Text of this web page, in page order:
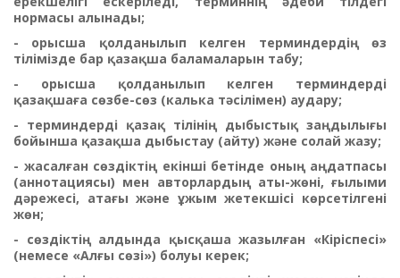
нормасы алынады;
- орысша қолданылып келген терминдердің өз
тілімізде бар қазақша баламаларын табу;
- орысша қолданылып келген терминдерді
қазақшаға сөзбе-сөз (калька тәсілімен) аудару;
- терминдерді қазақ тілінің дыбыстық заңдылығы
бойынша қазақша дыбыстау (айту) және солай жазу;
- жасалған сөздіктің екінші бетінде оның аңдатпасы
(аннотациясы) мен авторлардың аты-жөні, ғылыми
дәрежесі, атағы және ұжым жетекшісі көрсетілгені
жөн;
- сөздіктің алдында қысқаша жазылған «Кіріспесі»
(немесе «Алғы сөзі») болуы керек;